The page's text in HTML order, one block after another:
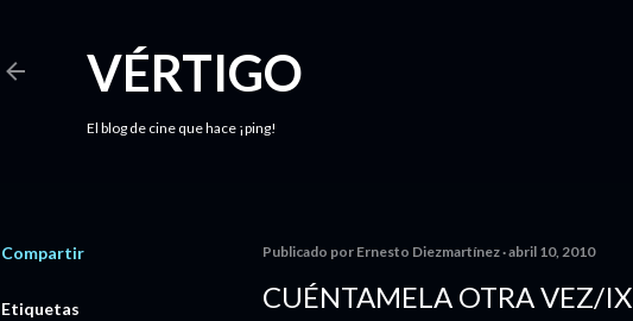
VÉRTIGO
El blog de cine que hace ¡ping!
Compartir
Etiquetas
Publicado por Ernesto Diezmartínez abril 10, 2010
CUÉNTAMELA OTRA VEZ/IX